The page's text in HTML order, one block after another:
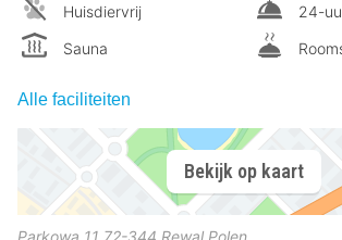
Huisdiervrij
Sauna
24-
Alle faciliteiten
Bekijk op kaart
Parkowa 11 72-344 Rewal Polen